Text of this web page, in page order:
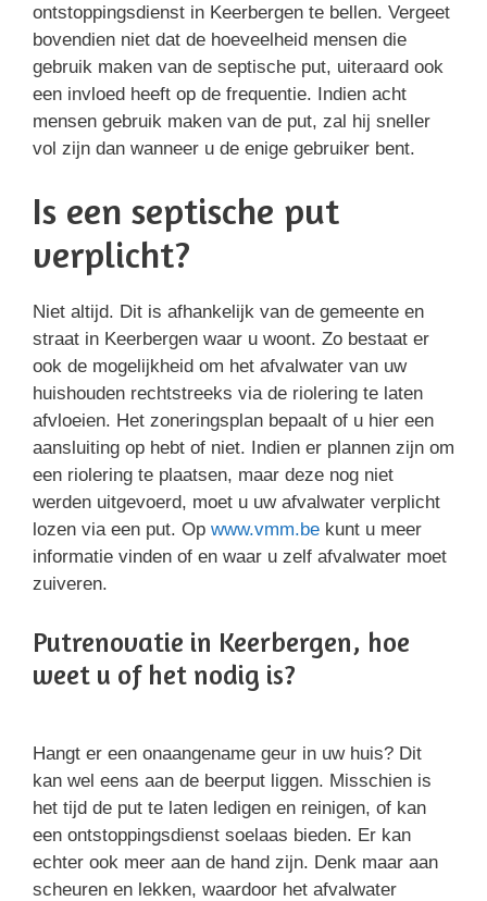
ontstoppingsdienst in Keerbergen te bellen. Vergeet
bovendien niet dat de hoeveelheid mensen die
gebruik maken van de septische put, uiteraard ook
een invloed heeft op de frequentie. Indien acht
mensen gebruik maken van de put, zal hij sneller
vol zijn dan wanneer u de enige gebruiker bent.
Is een septische put
verplicht?
Niet altijd. Dit is afhankelijk van de gemeente en
straat in Keerbergen waar u woont. Zo bestaat er
ook de mogelijkheid om het afvalwater van uw
huishouden rechtstreeks via de riolering te laten
afvloeien. Het zoneringsplan bepaalt of u hier een
aansluiting op hebt of niet. Indien er plannen zijn om
een riolering te plaatsen, maar deze nog niet
werden uitgevoerd, moet u uw afvalwater verplicht
lozen via een put. Op www.vmm.be kunt u meer
informatie vinden of en waar u zelf afvalwater moet
zuiveren.
Putrenovatie in Keerbergen, hoe
weet u of het nodig is?
Hangt er een onaangename geur in uw huis? Dit
kan wel eens aan de beerput liggen. Misschien is
het tijd de put te laten ledigen en reinigen, of kan
een ontstoppingsdienst soelaas bieden. Er kan
echter ook meer aan de hand zijn. Denk maar aan
scheuren en lekken, waardoor het afvalwater